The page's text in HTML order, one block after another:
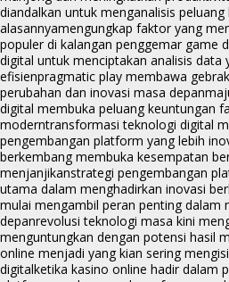
diandalkan untuk menganalisis peluang
alasannyamengungkap faktor yang
populer di kalangan penggemar game
digital untuk menciptakan analisis data
efisienpragmatic play membawa
perubahan dan inovasi masa depan
digital membuka peluang keuntungan
moderntransformasi teknologi digital
pengembangan platform yang lebih
berkembang membuka kesempatan
menjanjikanstrategi pengembangan
utama dalam menghadirkan inovasi
mulai mengambil peran penting dalam
depanrevolusi teknologi masa kini
menguntungkan dengan potensi hasil
online menjadi yang kian sering
digitalketika kasino online hadir dalam